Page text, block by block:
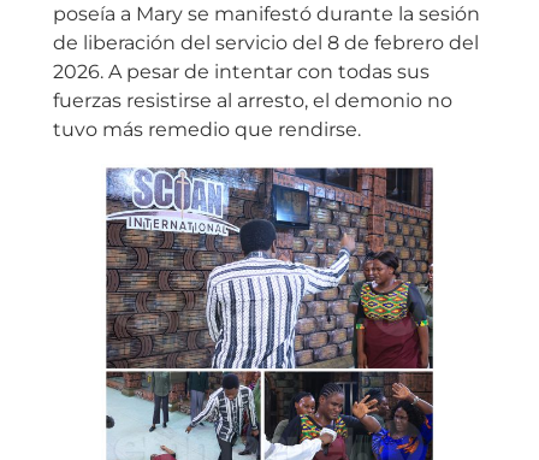
poseía a Mary se manifestó durante la sesión
de liberación del servicio del 8 de febrero del
2026. A pesar de intentar con todas sus
fuerzas resistirse al arresto, el demonio no
tuvo más remedio que rendirse.